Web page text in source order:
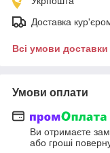
Доставка
Всі умови доставки
Умови оплати
Ви отримаєте
або гроші